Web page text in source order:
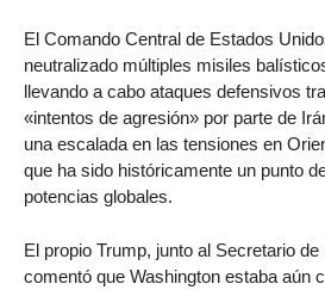
El Comando Central de Estados
neutralizado múltiples misiles
llevando a cabo ataques defensivos
«intentos de agresión» por parte de
una escalada en las tensiones en
que ha sido históricamente un punto
potencias globales.
El propio Trump, junto al Secretario
comentó que Washington estaba aún